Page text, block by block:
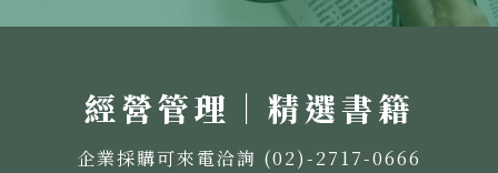
經營管理｜精選書籍
企業採購可來電洽詢 (02)-2717-0666